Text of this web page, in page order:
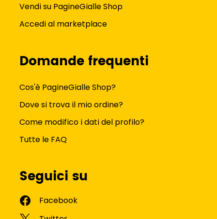
Vendi su PagineGialle Shop
Accedi al marketplace
Domande frequenti
Cos'è PagineGialle Shop?
Dove si trova il mio ordine?
Come modifico i dati del profilo?
Tutte le FAQ
Seguici su